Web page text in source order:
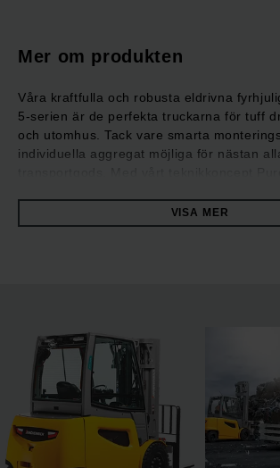
Mer om produkten
Våra kraftfulla och robusta eldrivna
5-serien är de perfekta truckarna för tuff
och utomhus. Tack vare smarta
individuella aggregat möjliga för nästan
med optimal energi- och
enligt VDI-cykler bevisar följande: Vid
assistanssystem och utrustningsalternativ
effektivt arbete även under extrema
serien har utmärkt ergonomi och är
krävande drift.
VISA MER